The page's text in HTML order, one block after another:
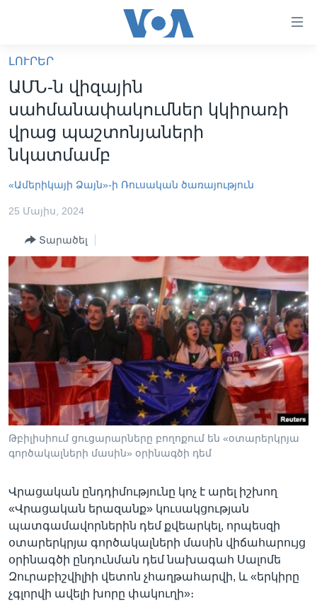
հիմնական
բովանդակությանը
անցնել
բովանդակությանը
հիմնական
ԼՈՒՐԵՐ
ՍՓՅՈՒՌՔ
ՏԵՍԱՆՅՈՒԹԵՐ
Learning English
ՀԵՏԵՒԵՔ ՄԵԶ
Լեզուներ
ԼՈՒՐԵՐ
ԱՄՆ-ն վիզային
սահմանափակումներ կկիրառի
վրաց պաշտոնյաների
նկատմամբ
«Ամերիկայի Ձայն»-ի Ռուսական ծառայություն
25 Մայիս, 2024
Տարածել
Թբիլիսիում ցուցարարները բողոքում են «օտարերկրյա
գործակալների մասին» օրինագծի դեմ
Վրացական ընդդիմությունը կոչ է արել իշխող
«Վրացական երազանք» կուսակցության
պատգամավորներին դեմ քվեարկել, որպեսզի
օտարերկրյա գործակալների մասին վիճահարույց
օրինագծի ընդունման դեմ նախագահ Սալոմե
Զուրաբիշվիլիի վետոն չհաղթահարվի, և «երկիրը
չգլորվի ավելի խորը փակուղի»։